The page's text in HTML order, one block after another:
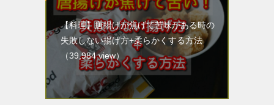
【料理】唐揚げが焦げて苦味がある時の
失敗しない揚げ方+柔らかくする方法
（39,984 view）